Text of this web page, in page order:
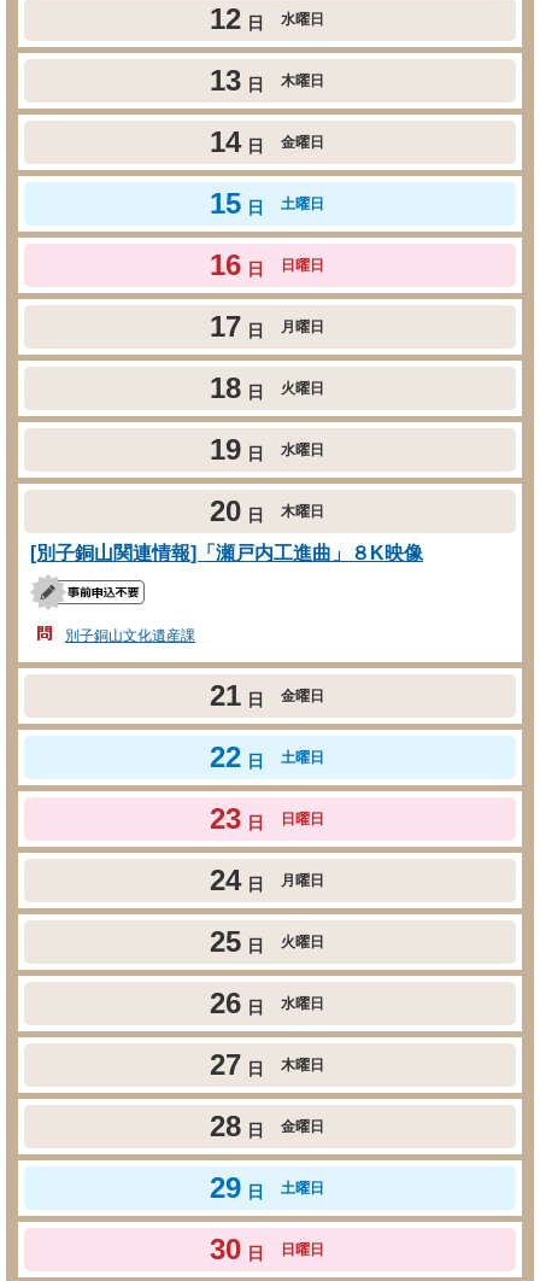
12 日 水曜日
13 日 木曜日
14 日 金曜日
15 日 土曜日
16 日 日曜日
17 日 月曜日
18 日 火曜日
19 日 水曜日
20 日 木曜日
[別子銅山関連情報]「瀬戸内工進曲」８K映像
別子銅山文化遺産課
21 日 金曜日
22 日 土曜日
23 日 日曜日
24 日 月曜日
25 日 火曜日
26 日 水曜日
27 日 木曜日
28 日 金曜日
29 日 土曜日
30 日 日曜日